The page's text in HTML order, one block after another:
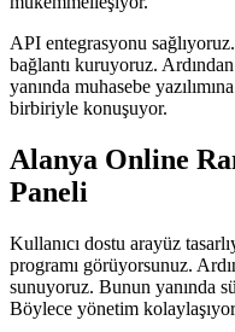
API entegrasyonu
bağlantı kuruyoruz.
yanında muhasebe
birbiriyle konuşuyor.
Alanya Online
Paneli
Kullanıcı dostu arayüz
programı görüyorsunuz.
sunuyoruz. Bunun yanında
Böylece yönetim